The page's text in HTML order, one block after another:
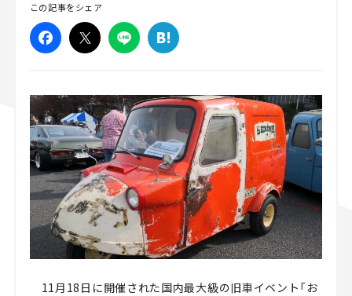
この記事をシェア
11月18日に開催された国内最大級の旧車イベント「お
スズキ ジムニー｜Suzuki Jimny
マツダ｜Mazda
マツダ ロードスター｜Mazda Roadster